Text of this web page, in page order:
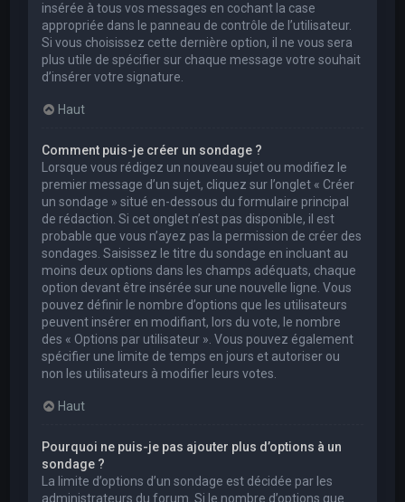
insérée à tous vos messages en cochant la case
appropriée dans le panneau de contrôle de l’utilisateur.
Si vous choisissez cette dernière option, il ne vous sera
plus utile de spécifier sur chaque message votre souhait
d’insérer votre signature.
Haut
Comment puis-je créer un sondage ?
Lorsque vous rédigez un nouveau sujet ou modifiez le
premier message d’un sujet, cliquez sur l’onglet « Créer
un sondage » situé en-dessous du formulaire principal
de rédaction. Si cet onglet n’est pas disponible, il est
probable que vous n’ayez pas la permission de créer des
sondages. Saisissez le titre du sondage en incluant au
moins deux options dans les champs adéquats, chaque
option devant être insérée sur une nouvelle ligne. Vous
pouvez définir le nombre d’options que les utilisateurs
peuvent insérer en modifiant, lors du vote, le nombre
des « Options par utilisateur ». Vous pouvez également
spécifier une limite de temps en jours et autoriser ou
non les utilisateurs à modifier leurs votes.
Haut
Pourquoi ne puis-je pas ajouter plus d’options à un
sondage ?
La limite d’options d’un sondage est décidée par les
administrateurs du forum. Si le nombre d’options que